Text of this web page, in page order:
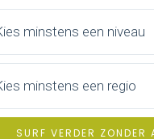
personen die de
minstens een niveau
minstens een regio
SURF VERDER ZONDER